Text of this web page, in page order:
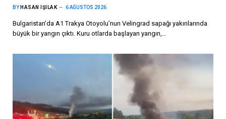
BY HASAN IŞILAK 6 AĞUSTOS 2026
Bulgaristan’da A1 Trakya Otoyolu’nun Velingrad sapağı yakınlarında
büyük bir yangın çıktı. Kuru otlarda başlayan yangın,…